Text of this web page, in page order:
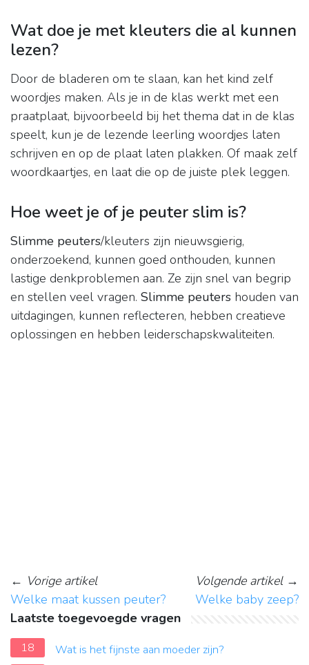
Wat doe je met kleuters die al kunnen
lezen?
Door de bladeren om te slaan, kan het kind zelf
woordjes maken. Als je in de klas werkt met een
praatplaat, bijvoorbeeld bij het thema dat in de klas
speelt, kun je de lezende leerling woordjes laten
schrijven en op de plaat laten plakken. Of maak zelf
woordkaartjes, en laat die op de juiste plek leggen.
Hoe weet je of je peuter slim is?
Slimme peuters/kleuters zijn nieuwsgierig,
onderzoekend, kunnen goed onthouden, kunnen
lastige denkproblemen aan. Ze zijn snel van begrip
en stellen veel vragen. Slimme peuters houden van
uitdagingen, kunnen reflecteren, hebben creatieve
oplossingen en hebben leiderschapskwaliteiten.
← Vorige artikel
Welke maat kussen peuter?
Volgende artikel→
Welke baby zeep?
Laatste toegevoegde vragen
18
Wat is het fijnste aan moeder zijn?